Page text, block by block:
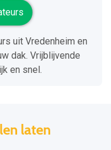
uit Vredenheim en
dak. Vrijblijvende
en snel.
laten